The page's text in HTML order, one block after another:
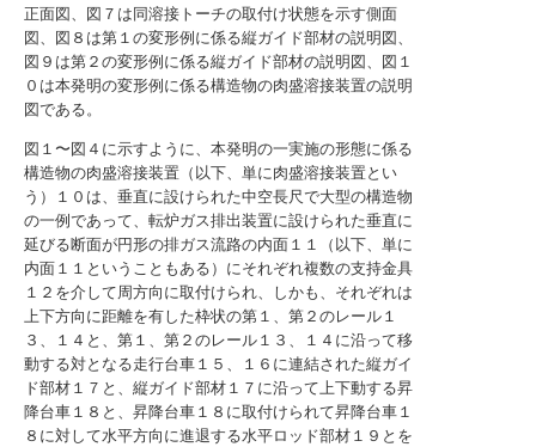
正面図、図７は同溶接トーチの取付け状態を示す側面
図、図８は第１の変形例に係る縦ガイド部材の説明図、
図９は第２の変形例に係る縦ガイド部材の説明図、図１
０は本発明の変形例に係る構造物の肉盛溶接装置の説明
図である。
図１〜図４に示すように、本発明の一実施の形態に係る
構造物の肉盛溶接装置（以下、単に肉盛溶接装置とい
う）１０は、垂直に設けられた中空長尺で大型の構造物
の一例であって、転炉ガス排出装置に設けられた垂直に
延びる断面が円形の排ガス流路の内面１１（以下、単に
内面１１ということもある）にそれぞれ複数の支持金具
１２を介して周方向に取付けられ、しかも、それぞれは
上下方向に距離を有した枠状の第１、第２のレール１
３、１４と、第１、第２のレール１３、１４に沿って移
動する対となる走行台車１５、１６に連結された縦ガイ
ド部材１７と、縦ガイド部材１７に沿って上下動する昇
降台車１８と、昇降台車１８に取付けられて昇降台車１
８に対して水平方向に進退する水平ロッド部材１９とを